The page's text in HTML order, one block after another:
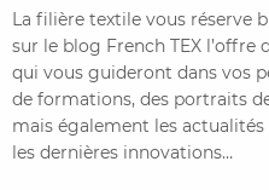
La filière textile vous réserve
sur le blog French TEX
qui vous guideront dans vos
de formations, des portraits
mais également les
les dernières innovations…